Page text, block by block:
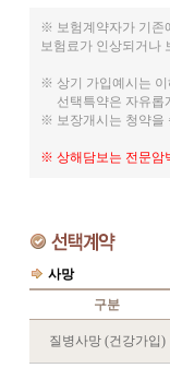
※ 보험계약자가 기존
보험료가 인상되거나
※ 상기 가입예시는
선택특약은 자유롭
※ 보장개시는 청약을
※ 상해담보는 전문암
사망
구분
질병사망 (건강가입)